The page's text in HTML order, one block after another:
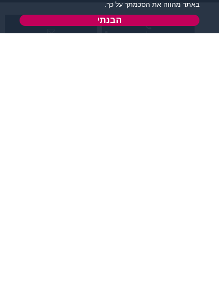
שירות לקוחות:
באתר מהווה את הסכמתך על כך.
הבנתי